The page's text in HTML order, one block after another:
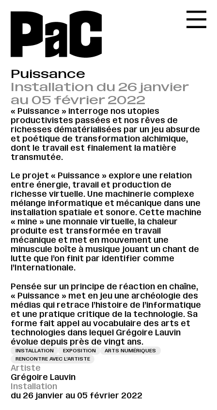
Puissance
Installation du 26 janvier
au 05 février 2022
« Puissance » interroge nos utopies
productivistes passées et nos rêves de
richesses dématérialisées par un jeu absurde
et poétique de transformation alchimique,
dont le travail est finalement la matière
transmutée.
Le projet « Puissance » explore une relation
entre énergie, travail et production de
richesse virtuelle. Une machinerie complexe
mélange informatique et mécanique dans une
installation spatiale et sonore. Cette machine
« mine » une monnaie virtuelle, la chaleur
produite est transformée en travail
mécanique et met en mouvement une
minuscule boîte à musique jouant un chant de
lutte que l’on finit par identifier comme
l’Internationale.
Pensée sur un principe de réaction en chaîne,
« Puissance » met en jeu une archéologie des
médias qui retrace l’histoire de l’informatique
et une pratique critique de la technologie. Sa
forme fait appel au vocabulaire des arts et
technologies dans lequel Grégoire Lauvin
évolue depuis près de vingt ans.
INSTALLATION EXPOSITION
ARTS NUMÉRIQUES
RENCONTRE AVEC L’ARTISTE
Artiste
Grégoire Lauvin
Installation
du 26 janvier au 05 février 2022